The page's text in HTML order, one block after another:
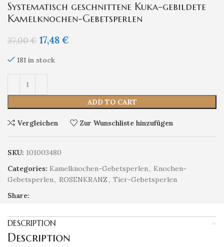
Systematisch geschnittene Kuka-gebildete
Kamelknochen-Gebetsperlen
37,00€ 17,48 €
181 in stock
ADD TO CART
Vergleichen Zur Wunschliste hinzufügen
SKU: 101003480
Categories: Kamelknochen-Gebetsperlen, Knochen-
Gebetsperlen, ROSENKRANZ, Tier-Gebetsperlen
Share:
DESCRIPTION
Description